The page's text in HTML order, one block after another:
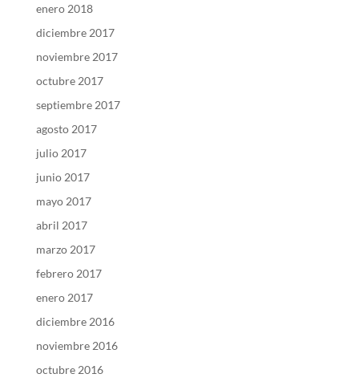
enero 2018
diciembre 2017
noviembre 2017
octubre 2017
septiembre 2017
agosto 2017
julio 2017
junio 2017
mayo 2017
abril 2017
marzo 2017
febrero 2017
enero 2017
diciembre 2016
noviembre 2016
octubre 2016